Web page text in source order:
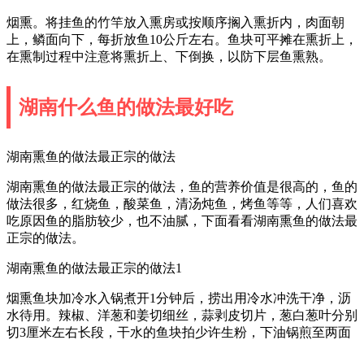
烟熏。将挂鱼的竹竿放入熏房或按顺序搁入熏折内，肉面朝
上，鳞面向下，每折放鱼10公斤左右。鱼块可平摊在熏折上，
在熏制过程中注意将熏折上、下倒换，以防下层鱼熏熟。
湖南什么鱼的做法最好吃
湖南熏鱼的做法最正宗的做法
湖南熏鱼的做法最正宗的做法，鱼的营养价值是很高的，鱼的
做法很多，红烧鱼，酸菜鱼，清汤炖鱼，烤鱼等等，人们喜欢
吃原因鱼的脂肪较少，也不油腻，下面看看湖南熏鱼的做法最
正宗的做法。
湖南熏鱼的做法最正宗的做法1
烟熏鱼块加冷水入锅煮开1分钟后，捞出用冷水冲洗干净，沥
水待用。辣椒、洋葱和姜切细丝，蒜剥皮切片，葱白葱叶分别
切3厘米左右长段，干水的鱼块拍少许生粉，下油锅煎至两面